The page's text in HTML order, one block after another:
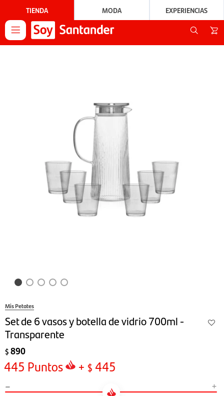
TIENDA MODA EXPERIENCIAS

Mis Petates
Set de 6 vasos y botella de vidrio 700ml -
Transparente
$ 890
445 Puntos + $ 445
- +